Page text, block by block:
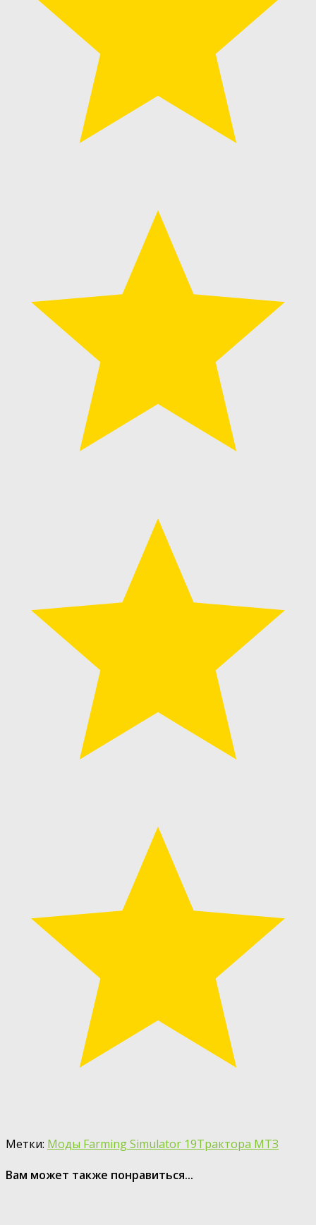
Метки: Моды Farming Simulator 19Трактора МТЗ
Вам может также понравиться...